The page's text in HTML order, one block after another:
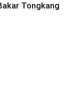
Tongkang